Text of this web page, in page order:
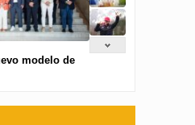
modelo de